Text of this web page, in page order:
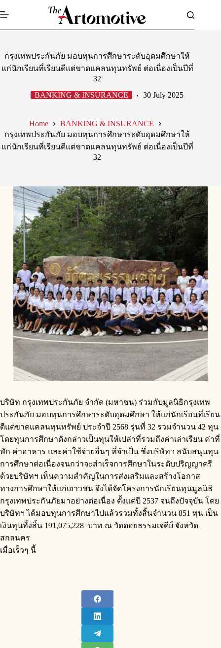
to
กรุงเทพประกันภัย มอบทุนการศึกษาระดับอุดมศึกษาให้
แก่นักเรียนที่เรียนดีแต่ขาดแคลนทุนทรัพย์ ต่อเนื่องเป็นปีที่
32
BANKING & INSURANCE
30 July 2025
Home
BANKING & INSURANCE
กรุงเทพประกันภัย มอบทุนการศึกษาระดับอุดมศึกษาให้
แก่นักเรียนที่เรียนดีแต่ขาดแคลนทุนทรัพย์ ต่อเนื่องเป็นปีที่
32
บริษัท กรุงเทพประกันภัย จำกัด (มหาชน) ร่วมกับมูลนิธิกรุงเทพ
ประกันภัย มอบทุนการศึกษาระดับอุดมศึกษา ให้แก่นักเรียนที่เรียน
ดีแต่ขาดแคลนทุนทรัพย์ ประจำปี 2568 รุ่นที่ 32 รวมจำนวน 42 ทุน
โดยทุนการศึกษาดังกล่าวเป็นทุนให้เปล่าที่รวมถึงค่าเล่าเรียน ค่าที่
พัก ค่าอาหาร และค่าใช้จ่ายอื่นๆ ที่จำเป็น ซึ่งบริษัทฯ สนับสนุนทุน
การศึกษาต่อเนื่องจนกว่าจะสำเร็จการศึกษาในระดับปริญญาตรี
ด้วยบริษัทฯ เห็นความสำคัญในการส่งเสริมและสร้างโอกาส
ทางการศึกษาให้แก่เยาวชน จึงได้จัดโครงการนักเรียนทุนมูลนิธิ
กรุงเทพประกันภัยมาอย่างต่อเนื่อง ตั้งแต่ปี 2537 จนถึงปัจจุบัน โดย
บริษัทฯ ได้มอบทุนการศึกษาไปแล้วรวมทั้งสิ้นจำนวน 851 ทุน เป็น
เงินทุนทั้งสิ้น 191,075,228 บาท ณ วัดดอยธรรมเจดีย์ จังหวัด
สกลนคร
เมื่อเร็วๆ นี้